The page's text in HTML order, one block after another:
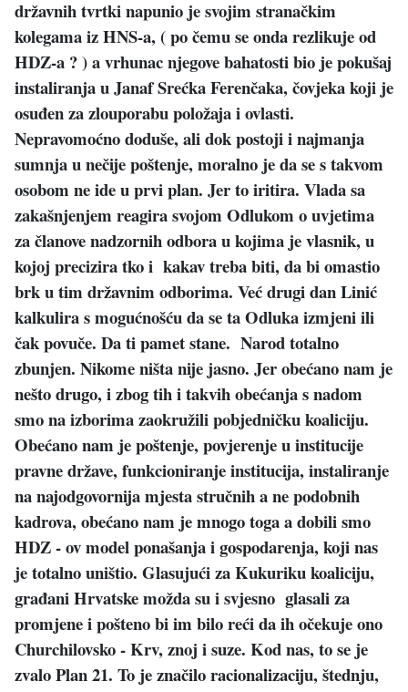
državnih tvrtki napunio je svojim stranačkim
kolegama iz HNS-a, ( po čemu se onda rezlikuje od
HDZ-a ? ) a vrhunac njegove bahatosti bio je pokušaj
instaliranja u Janaf Srećka Ferenčaka, čovjeka koji je
osuđen za zlouporabu položaja i ovlasti.
Nepravomoćno doduše, ali dok postoji i najmanja
sumnja u nečije poštenje, moralno je da se s takvom
osobom ne ide u prvi plan. Jer to iritira. Vlada sa
zakašnjenjem reagira svojom Odlukom o uvjetima
za članove nadzornih odbora u kojima je vlasnik, u
kojoj precizira tko i kakav treba biti, da bi omastio
brk u tim državnim odborima. Već drugi dan Linić
kalkulira s mogućnošću da se ta Odluka izmjeni ili
čak povuče. Da ti pamet stane. Narod totalno
zbunjen. Nikome ništa nije jasno. Jer obećano nam je
nešto drugo, i zbog tih i takvih obećanja s nadom
smo na izborima zaokružili pobjedničku koaliciju.
Obećano nam je poštenje, povjerenje u institucije
pravne države, funkcioniranje institucija, instaliranje
na najodgovornija mjesta stručnih a ne podobnih
kadrova, obećano nam je mnogo toga a dobili smo
HDZ - ov model ponašanja i gospodarenja, koji nas
je totalno uništio. Glasujući za Kukuriku koaliciju,
građani Hrvatske možda su i svjesno glasali za
promjene i pošteno bi im bilo reći da ih očekuje ono
Churchilovsko - Krv, znoj i suze. Kod nas, to se je
zvalo Plan 21. To je značilo racionalizaciju, štednju,